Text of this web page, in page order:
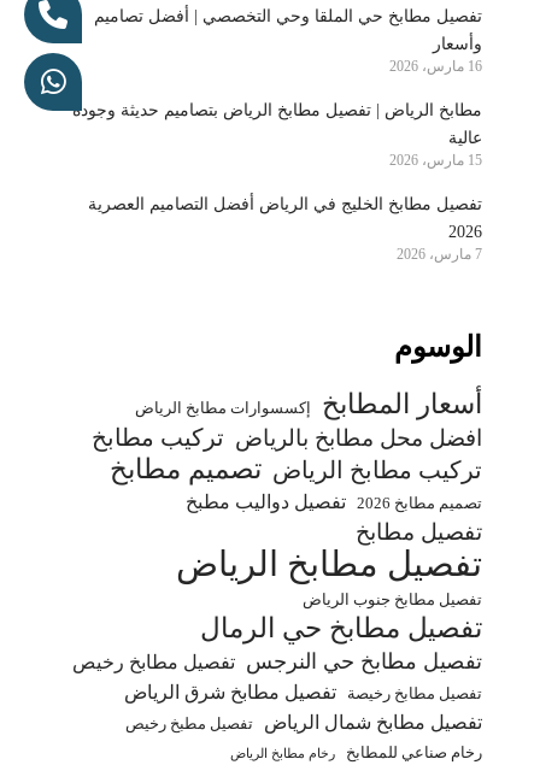
تفصيل مطابخ حي الملقا وحي التخصصي | أفضل تصاميم
وأسعار
16 مارس، 2026
مطابخ الرياض | تفصيل مطابخ الرياض بتصاميم حديثة وجودة
عالية
15 مارس، 2026
تفصيل مطابخ الخليج في الرياض أفضل التصاميم العصرية
2026
7 مارس، 2026
الوسوم
أسعار المطابخ إكسسوارات مطابخ الرياض
افضل محل مطابخ بالرياض تركيب مطابخ
تركيب مطابخ الرياض تصميم مطابخ
تصميم مطابخ 2026 تفصيل دواليب مطبخ
تفصيل مطابخ
تفصيل مطابخ الرياض
تفصيل مطابخ جنوب الرياض
تفصيل مطابخ حي الرمال
تفصيل مطابخ حي النرجس تفصيل مطابخ رخيص
تفصيل مطابخ رخيصة
تفصيل مطابخ شرق الرياض
تفصيل مطابخ شمال الرياض
تفصيل مطبخ رخيص
رخام صناعي للمطابخ
رخام مطابخ الرياض